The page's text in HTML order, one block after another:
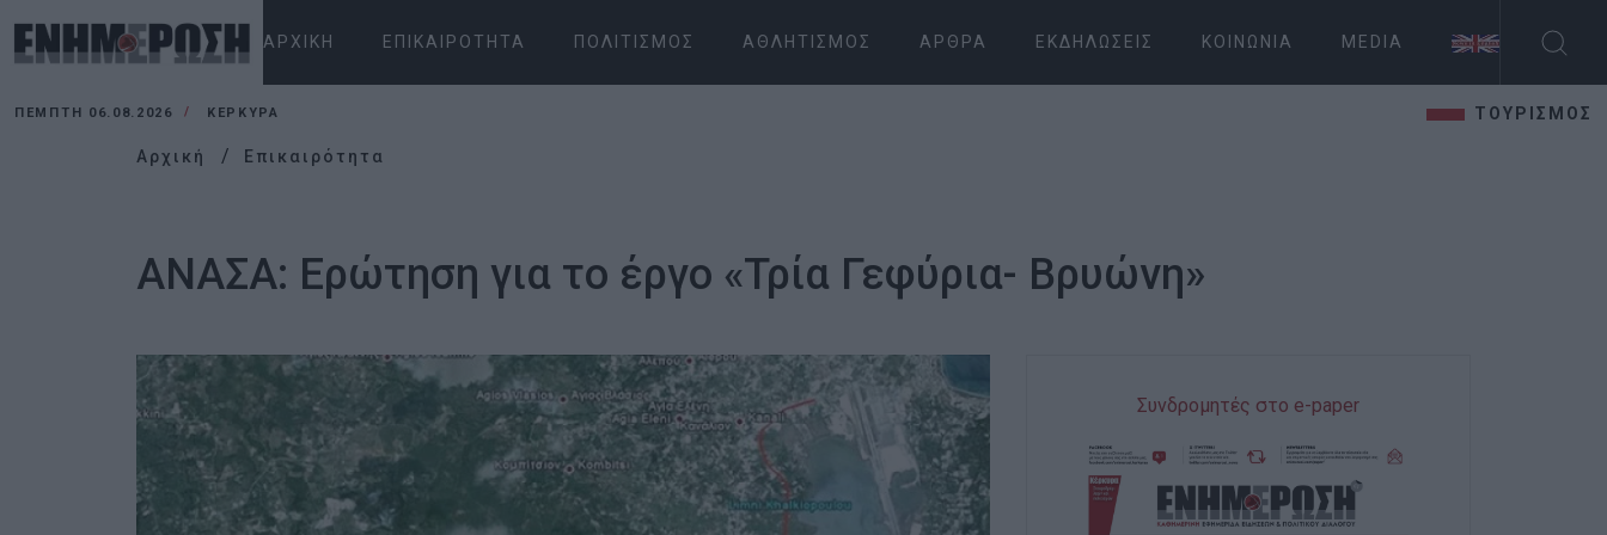
ΑΡΧΙΚΉ ΕΠΙΚΑΙΡΌΤΗΤΑ ΠΟΛΙΤΙΣΜΌΣ ΑΘΛΗΤΙΣΜΌΣ ΆΡΘΡΑ ΕΚΔΗΛΏΣΕΙΣ ΚΟΙΝΩΝΊΑ MEDIA
ΠΈΜΠΤΗ 06.08.2026 ΚΕΡΚΥΡΑ ΤΟΥΡΙΣΜΟΣ
Αρχική Επικαιρότητα
ΑΝΑΣΑ: Ερώτηση για το έργο «Τρία Γεφύρια- Βρυώνη»
Συνδρομητές στο e-paper